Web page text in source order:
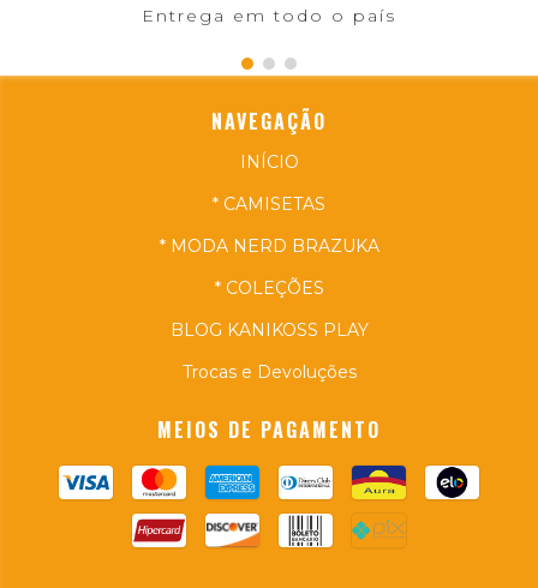
Entrega em todo o país
NAVEGAÇÃO
INÍCIO
* CAMISETAS
* MODA NERD BRAZUKA
* COLEÇÕES
BLOG KANIKOSS PLAY
Trocas e Devoluções
MEIOS DE PAGAMENTO